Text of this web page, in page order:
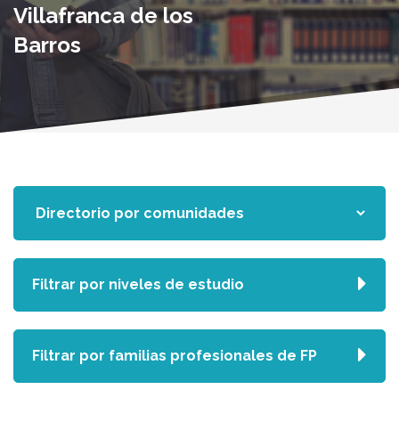
Villafranca de los
Barros
Filtrar por niveles de estudio
Filtrar por familias profesionales de FP